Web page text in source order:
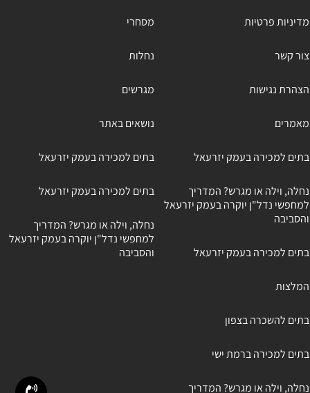
מדיניות פרטיות
צור קשר
הצהרת נגישות
מאמרים
בתים למכירה בעמק יזרעאל
נחלה, וילה או מגרש? המדריך
למחפשי נדל"ן יוקרה בעמק יזרעאל
והסביבה
בתים למכירה בעמק יזרעאל
המלצות
בתים להשכרה בצפון
בתים למכירה ברמת ישי
נחלה, וילה או מגרש? המדריך
מסחרי
נחלות
מגרשים
נושאים באתר
בתים למכירה בעמק יזרעאל
בתים למכירה בעמק יזרעאל
נחלה, וילה או מגרש? המדריך
למחפשי נדל"ן יוקרה בעמק יזרעאל
והסביבה